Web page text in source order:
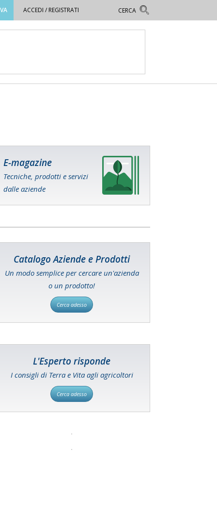
ACCEDI / REGISTRATI
E-magazine
Tecniche, prodotti e servizi
dalle aziende
Catalogo Aziende e Prodotti
Un modo semplice per cercare un'azienda
o un prodotto!
Cerca adesso
L'Esperto risponde
I consigli di Terra e Vita agli agricoltori
Cerca adesso